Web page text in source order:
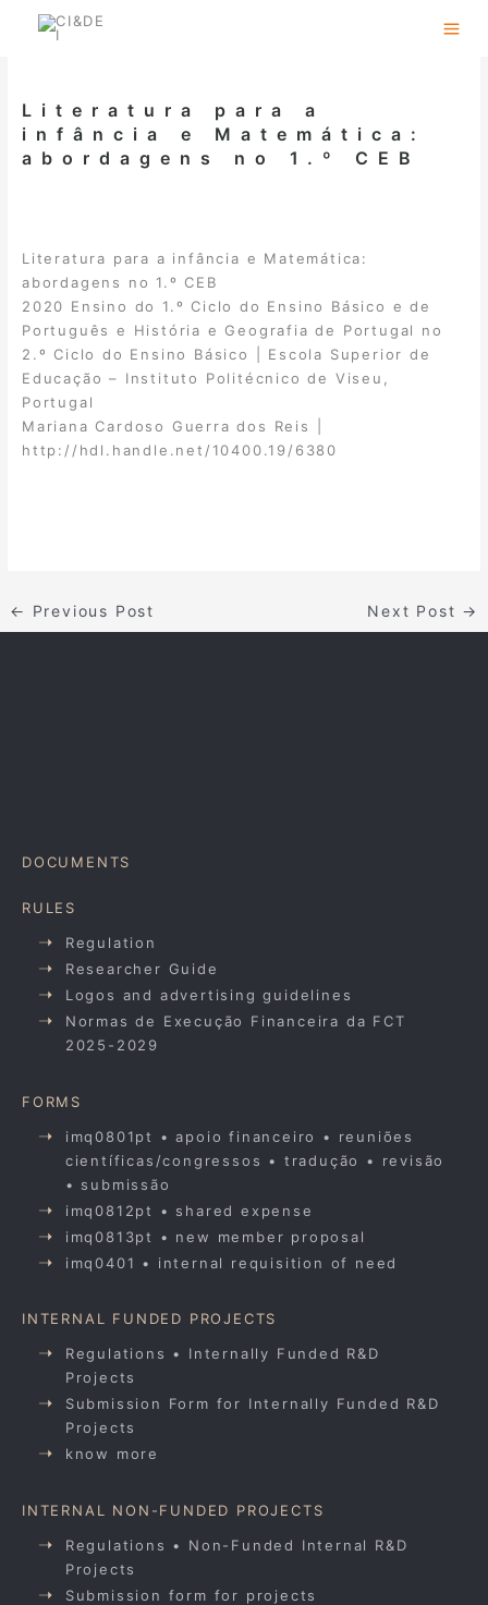
Literatura para a
infância e Matemática:
abordagens no 1.º CEB
Literatura para a infância e Matemática:
abordagens no 1.º CEB
2020 Ensino do 1.º Ciclo do Ensino Básico e de
Português e História e Geografia de Portugal no
2.º Ciclo do Ensino Básico | Escola Superior de
Educação – Instituto Politécnico de Viseu,
Portugal
Mariana Cardoso Guerra dos Reis |
http://hdl.handle.net/10400.19/6380
← Previous Post Next Post →
DOCUMENTS
RULES
Regulation
Researcher Guide
Logos and advertising guidelines
Normas de Execução Financeira da FCT
2025-2029
FORMS
imq0801pt • apoio financeiro • reuniões
científicas/congressos • tradução • revisão
• submissão
imq0812pt • shared expense
imq0813pt • new member proposal
imq0401 • internal requisition of need
INTERNAL FUNDED PROJECTS
Regulations • Internally Funded R&D
Projects
Submission Form for Internally Funded R&D
Projects
know more
INTERNAL NON-FUNDED PROJECTS
Regulations • Non-Funded Internal R&D
Projects
Submission form for projects